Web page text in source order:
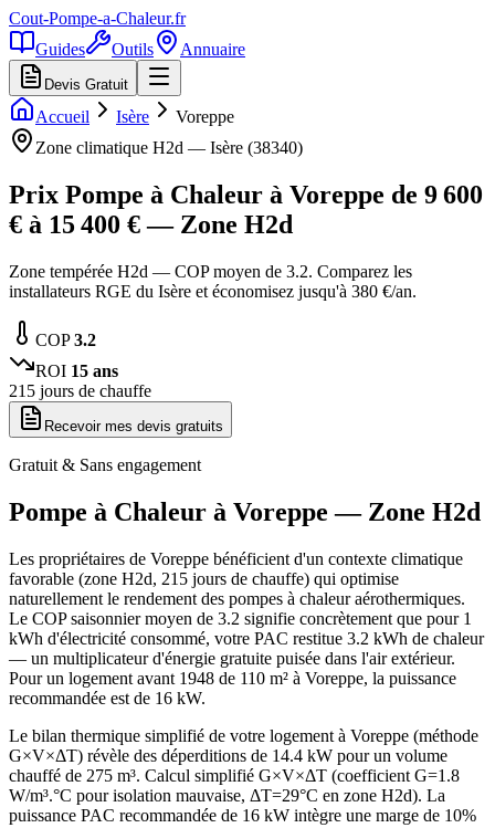
Cout-Pompe-a-Chaleur.fr
Guides
Outils Annuaire
Devis Gratuit
Accueil Isère
Voreppe
Zone climatique H2d — Isère (38340)
Prix Pompe à Chaleur à Voreppe de 9 600
€ à 15 400 € — Zone H2d
Zone tempérée H2d — COP moyen de 3.2. Comparez les
installateurs RGE du Isère et économisez jusqu'à 380 €/an.
COP3.2
ROI 15 ans
215 jours de chauffe
Recevoir mes devis gratuits
Gratuit & Sans engagement
Pompe à Chaleur à Voreppe — Zone H2d
Les propriétaires de Voreppe bénéficient d'un contexte climatique
favorable (zone H2d, 215 jours de chauffe) qui optimise
naturellement le rendement des pompes à chaleur aérothermiques.
Le COP saisonnier moyen de 3.2 signifie concrètement que pour 1
kWh d'électricité consommé, votre PAC restitue 3.2 kWh de chaleur
— un multiplicateur d'énergie gratuite puisée dans l'air extérieur.
Pour un logement avant 1948 de 110 m² à Voreppe, la puissance
recommandée est de 16 kW.
Le bilan thermique simplifié de votre logement à Voreppe (méthode
G×V×ΔT) révèle des déperditions de 14.4 kW pour un volume
chauffé de 275 m³. Calcul simplifié G×V×ΔT (coefficient G=1.8
W/m³.°C pour isolation mauvaise, ΔT=29°C en zone H2d). La
puissance PAC recommandée de 16 kW intègre une marge de 10%